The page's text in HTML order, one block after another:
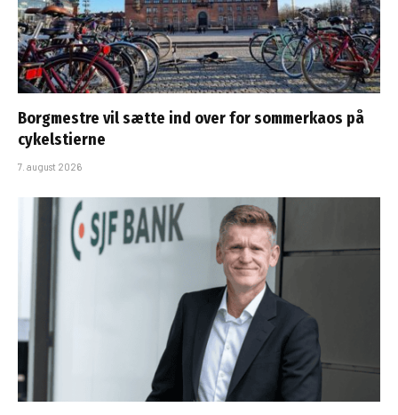
Borgmestre vil sætte ind over for sommerkaos på
cykelstierne
7. august 2026